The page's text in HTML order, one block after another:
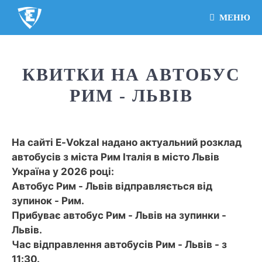
МЕНЮ
КВИТКИ НА АВТОБУС
РИМ - ЛЬВІВ
На сайті E-Vokzal надано актуальний розклад
автобусів з міста Рим Італія в місто Львів
Україна у 2026 році:
Автобус Рим - Львів відправляється від
зупинок - Рим.
Прибуває автобус Рим - Львів на зупинки -
Львів.
Час відправлення автобусів Рим - Львів - з
11:30.